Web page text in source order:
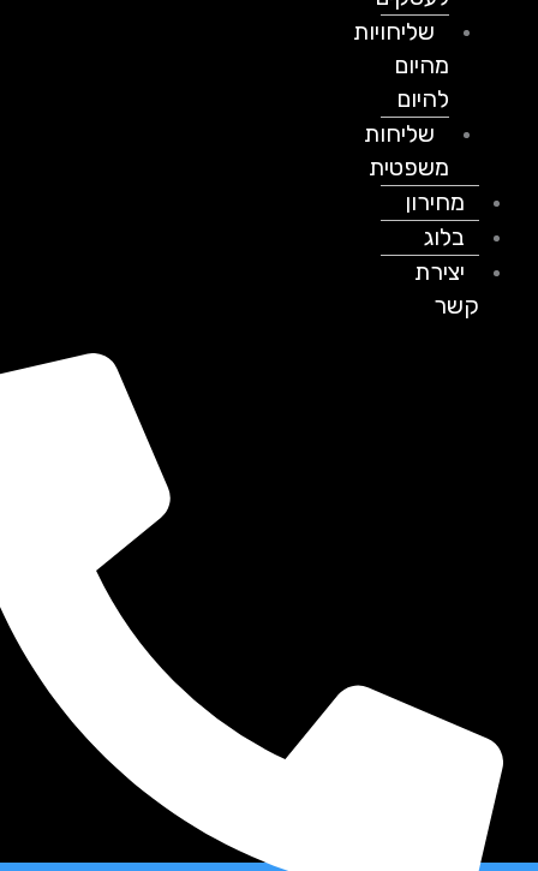
שליחויות
מהיום
להיום
שליחות
משפטית
מחירון
בלוג
יצירת
קשר